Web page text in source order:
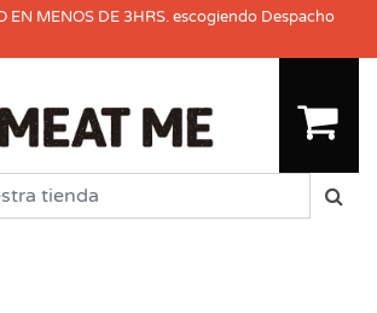
EN MENOS DE 3HRS. escogiendo Despacho